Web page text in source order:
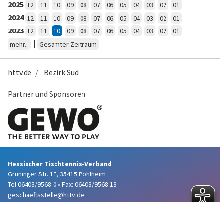
2025 12 11 10 09 08 07 06 05 04 03 02 01
2024 12 11 10 09 08 07 06 05 04 03 02 01
2023 12 11 10 09 08 07 06 05 04 03 02
01
mehr...
| Gesamter Zeitraum
httv.de Bezirk Süd
Partner und Sponsoren
Hessischer Tischtennis-Verband
Grüninger Str. 17, 35415 Pohlheim
Tel 06403/9568-0 • Fax: 06403/9568-13
geschaeftsstelle@httv.de